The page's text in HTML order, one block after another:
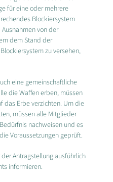
für eine oder mehrere
Blockiersystem
von der
dem Stand der
zu versehen,
eine gemeinschaftliche
die Waffen erben, müssen
das Erbe verzichten. Um die
müssen alle Mitglieder
nachweisen und es
Voraussetzungen geprüft.
Antragstellung ausführlich
informieren.